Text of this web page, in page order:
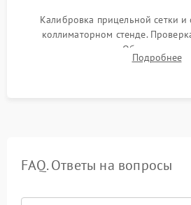
Калибровка прицельной сетки и
коллиматорном стенде.
механизма поправок. Обязательное
ударном стенде для проверки
Подробнее
FAQ. Ответы на вопросы